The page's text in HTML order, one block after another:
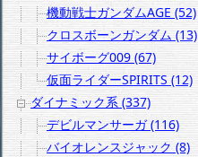
機動戦士ガンダムAGE (52)
クロスボーンガンダム (13)
サイボーグ009 (67)
仮面ライダーSPIRITS (12)
ダイナミック系 (337)
デビルマンサーガ (116)
バイオレンスジャック (8)